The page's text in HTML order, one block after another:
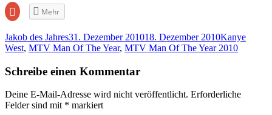
Zum
Teilen
anklicken
(Wird
in
Fenster
geöffnet)
Mehr
Jakob des Jahres31. Dezember 201018. Dezember 2010Kanye
West, MTV Man Of The Year, MTV Man Of The Year 2010
Schreibe einen Kommentar
Deine E-Mail-Adresse wird nicht veröffentlicht. Erforderliche
Felder sind mit * markiert